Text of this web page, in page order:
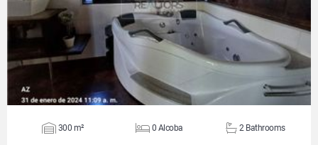
VIEW DETAILS
300 m² 0 Alcoba 2 Bathrooms